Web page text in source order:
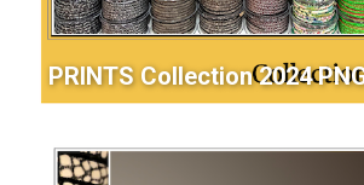
PRINTS Collection 2024